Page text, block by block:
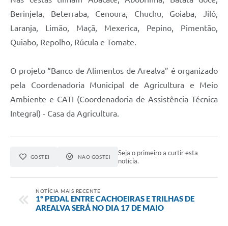
Berinjela, Beterraba, Cenoura, Chuchu, Goiaba, Jiló,
Laranja, Limão, Maçã, Mexerica, Pepino, Pimentão,
Quiabo, Repolho, Rúcula e Tomate.
O projeto “Banco de Alimentos de Arealva” é organizado
pela Coordenadoria Municipal de Agricultura e Meio
Ambiente e CATI (Coordenadoria de Assistência Técnica
Integral) - Casa da Agricultura.
GOSTEI NÃO GOSTEI
Seja o primeiro a curtir esta
notícia.
NOTÍCIA MAIS RECENTE
1º PEDAL ENTRE CACHOEIRAS E TRILHAS DE
AREALVA SERÁ NO DIA 17 DE MAIO